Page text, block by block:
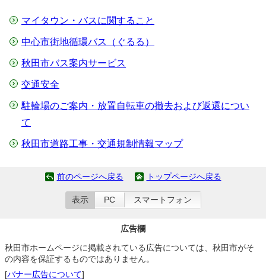
マイタウン・バスに関すること
中心市街地循環バス（ぐるる）
秋田市バス案内サービス
交通安全
駐輪場のご案内・放置自転車の撤去および返還につい
て
秋田市道路工事・交通規制情報マップ
前のページへ戻る トップページへ戻る
表示 PC スマートフォン
広告欄
秋田市ホームページに掲載されている広告については、秋田市がそ
の内容を保証するものではありません。
[バナー広告について]